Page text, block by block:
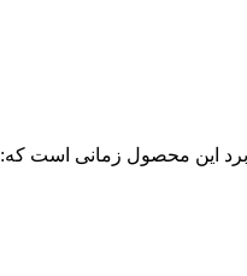
این محصول زمانی است که: